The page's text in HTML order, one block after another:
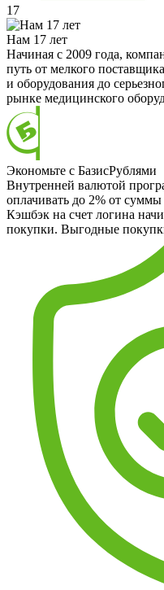
17
Нам 17 лет
Начиная с 2009 года,
путь от мелкого
и оборудования до
рынке медицинского
Экономьте с БазисРублями
Внутренней валютой
оплачивать до 2% от суммы
Кэшбэк на счет логина
покупки. Выгодные